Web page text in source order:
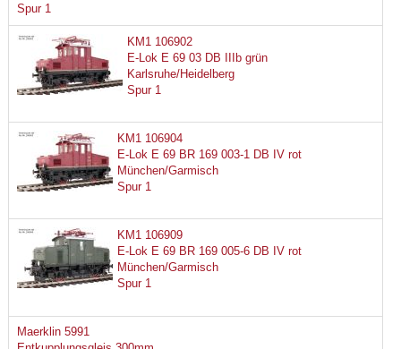
Spur 1
KM1 106902
E-Lok E 69 03 DB IIIb grün
Karlsruhe/Heidelberg
Spur 1
KM1 106904
E-Lok E 69 BR 169 003-1 DB IV rot
München/Garmisch
Spur 1
KM1 106909
E-Lok E 69 BR 169 005-6 DB IV rot
München/Garmisch
Spur 1
Maerklin 5991